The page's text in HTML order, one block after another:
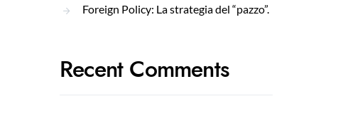
Foreign Policy: La strategia del “pazzo”.
Recent Comments